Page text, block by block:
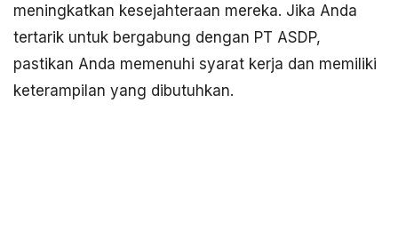
meningkatkan kesejahteraan mereka. Jika Anda
tertarik untuk bergabung dengan PT ASDP,
pastikan Anda memenuhi syarat kerja dan memiliki
keterampilan yang dibutuhkan.